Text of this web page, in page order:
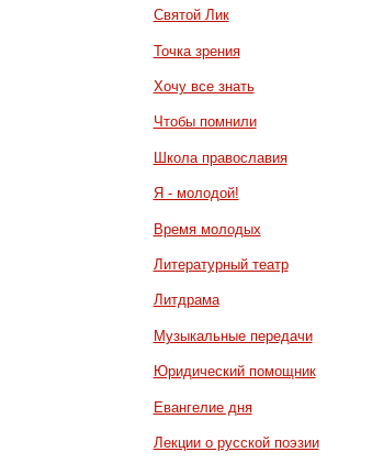
Святой Лик
Точка зрения
Хочу все знать
Чтобы помнили
Школа православия
Я - молодой!
Время молодых
Литературный театр
Литдрама
Музыкальные передачи
Юридический помощник
Евангелие дня
Лекции о русской поэзии